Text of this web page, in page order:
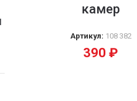
камер
Артикул: 108 382
390₽